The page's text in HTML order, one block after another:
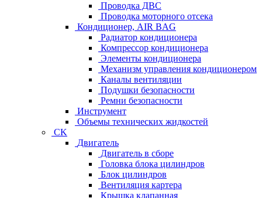
Проводка ДВС
Проводка моторного отсека
Кондиционер, AIR BAG
Радиатор кондиционера
Компрессор кондиционера
Элементы кондиционера
Механизм управления кондиционером
Каналы вентиляции
Подушки безопасности
Ремни безопасности
Инструмент
Объемы технических жидкостей
CK
Двигатель
Двигатель в сборе
Головка блока цилиндров
Блок цилиндров
Вентиляция картера
Крышка клапанная